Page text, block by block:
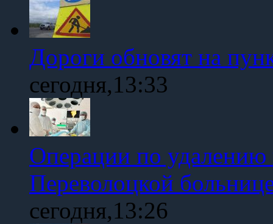
Дороги обновят на
сегодня,13:33
Операции по удалению
Переволоцкой
сегодня,13:26